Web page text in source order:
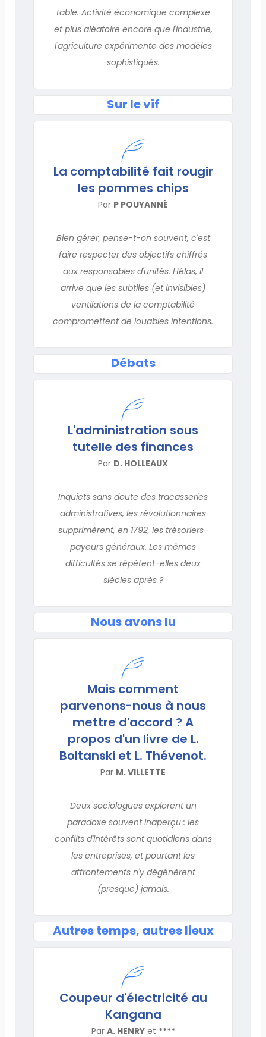
table. Activité économique complexe
et plus aléatoire encore que l'industrie,
l'agriculture expérimente des modèles
sophistiqués.
Sur le vif
La comptabilité fait rougir
les pommes chips
Par P POUYANNÉ
Bien gérer, pense-t-on souvent, c'est
faire respecter des objectifs chiffrés
aux responsables d'unités. Hélas, il
arrive que les subtiles (et invisibles)
ventilations de la comptabilité
compromettent de louables intentions.
Débats
L'administration sous
tutelle des finances
Par D. HOLLEAUX
Inquiets sans doute des tracasseries
administratives, les révolutionnaires
supprimèrent, en 1792, les trésoriers-
payeurs généraux. Les mêmes
difficultés se répètent-elles deux
siècles après ?
Nous avons lu
Mais comment
parvenons-nous à nous
mettre d'accord ? A
propos d'un livre de L.
Boltanski et L. Thévenot.
Par M. VILLETTE
Deux sociologues explorent un
paradoxe souvent inaperçu : les
conflits d'intérêts sont quotidiens dans
les entreprises, et pourtant les
affrontements n'y dégénèrent
(presque) jamais.
Autres temps, autres lieux
Coupeur d'électricité au
Kangana
Par A. HENRYet ****